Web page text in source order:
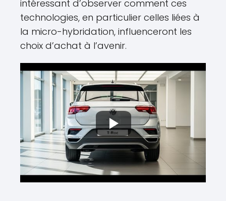
intéressant d’observer comment ces
technologies, en particulier celles liées à
la micro-hybridation, influenceront les
choix d’achat à l’avenir.